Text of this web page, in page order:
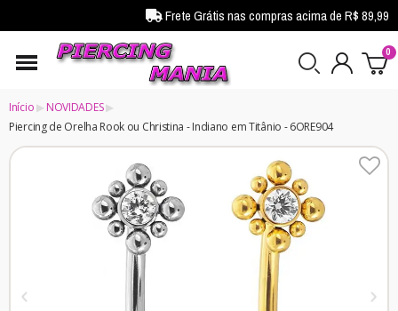
Frete Grátis nas compras acima de R$ 89,99
Início
NOVIDADES
Piercing de Orelha Rook ou Christina - Indiano em Titânio - 6ORE904